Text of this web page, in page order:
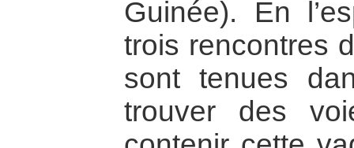
Guinée). En
trois rencontres
sont tenues
trouver des